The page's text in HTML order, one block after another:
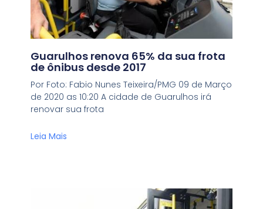
Guarulhos renova 65% da sua frota
de ônibus desde 2017
Por Foto: Fabio Nunes Teixeira/PMG 09 de Março
de 2020 as 10:20 A cidade de Guarulhos irá
renovar sua frota
Leia Mais